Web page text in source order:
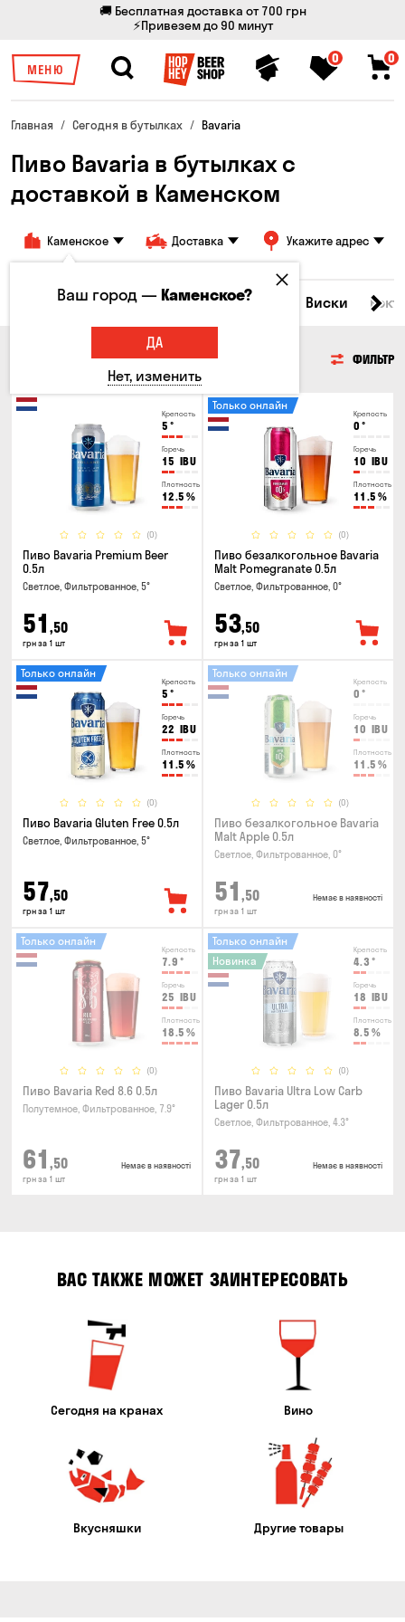
🚚 Бесплатная доставка от 700 грн
⚡Привезем до 90 минут
МЕНЮ
0 0
Главная Сегодня в бутылках Bavaria
Пиво Bavaria в бутылках с
доставкой в ​​Каменском
Каменское Доставка Укажите адрес
Все товары Пиво Сидр Виски
ФИЛЬТР
Крепость
5 °
Горечь
15 IBU
Плотность
12.5 %
(0)
Пиво Bavaria Premium Beer
0.5л
Светлое, Фильтрованное, 5°
51 ,50
грн за 1 шт
Крепость
0 °
Горечь
10 IBU
Плотность
11.5 %
(0)
Только онлайн
Пиво безалкогольное Bavaria
Malt Pomegranate 0.5л
Светлое, Фильтрованное, 0°
53,50
грн за 1 шт
Крепость
5 °
Горечь
22 IBU
Плотность
11.5 %
(0)
Только онлайн
Пиво Bavaria Gluten Free 0.5л
Светлое, Фильтрованное, 5°
57,50
грн за 1 шт
Крепость
0 °
Горечь
10 IBU
Плотность
11.5 %
(0)
Только онлайн
Пиво безалкогольное Bavaria
Malt Apple 0.5л
Светлое, Фильтрованное, 0°
51 ,50
грн за 1 шт
Немає в наявності
Крепость
7.9 °
Горечь
25 IBU
Плотность
18.5 %
(0)
Только онлайн
Пиво Bavaria Red 8.6 0.5л
Полутемное, Фильтрованное, 7.9°
61 ,50
грн за 1 шт
Немає в наявності
Крепость
4.3 °
Горечь
18 IBU
Плотность
8.5 %
(0)
Только онлайн
Новинка
Пиво Bavaria Ultra Low Carb
Lager 0.5л
Светлое, Фильтрованное, 4.3°
37,50
грн за 1 шт
Немає в наявності
ВАС ТАКЖЕ МОЖЕТ ЗАИНТЕРЕСОВАТЬ
Сегодня на кранах Вино
Вкусняшки Другие товары
Ваш город —Каменское?
ДА
Нет, изменить